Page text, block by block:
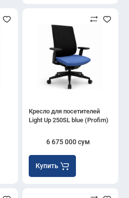
Кресло для посетителей
Light Up 250SL blue (Profim)
6 675 000 сум
Купить